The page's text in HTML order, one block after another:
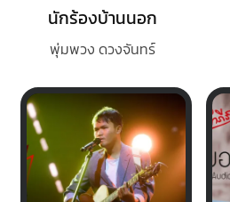
นักร้องบ้านนอก
พุ่มพวง ดวงจันทร์